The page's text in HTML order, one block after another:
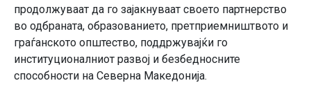
продолжуваат да го зајакнуваат своето партнерство
во одбраната, образованието, претприемништвото и
граѓанското општество, поддржувајќи го
институционалниот развој и безбедносните
способности на Северна Македонија.